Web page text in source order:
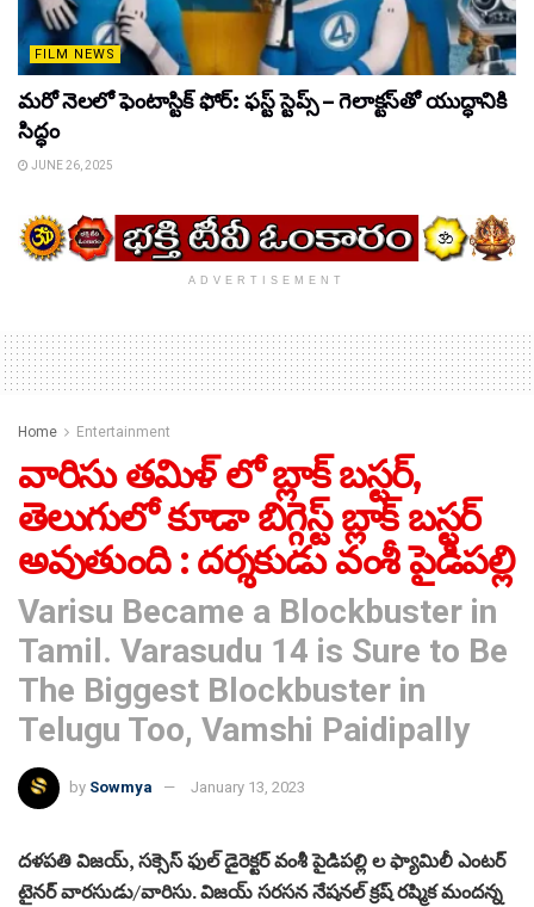
FILM NEWS
మరో నెలలో ఫెంటాస్టిక్ ఫోర్: ఫస్ట్ స్టెప్స్ – గెలాక్టస్‌తో యుద్ధానికి
సిద్ధం
JUNE 26, 2025
ADVERTISEMENT
Home Entertainment
వారిసు తమిళ్ లో బ్లాక్ బస్టర్,
తెలుగులో కూడా బిగ్గెస్ట్ బ్లాక్ బస్టర్
అవుతుంది : దర్శకుడు వంశీ పైడిపల్లి
Varisu Became a Blockbuster in
Tamil. Varasudu 14 is Sure to Be
The Biggest Blockbuster in
Telugu Too, Vamshi Paidipally
by Sowmya January 13, 2023
దళపతి విజయ్, సక్సెస్ ఫుల్ డైరెక్టర్ వంశీ పైడిపల్లి ల ఫ్యామిలీ ఎంటర్
టైనర్ వారసుడు/వారిసు. విజయ్ సరసన నేషనల్ క్రష్ రష్మిక మందన్న